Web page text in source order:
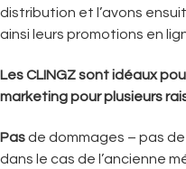
distribution et l’avons
ainsi leurs promotions en
Les CLINGZ sont idéaux
marketing pour plusieurs
Pasde dommages – pas
dans le cas de l’ancienne